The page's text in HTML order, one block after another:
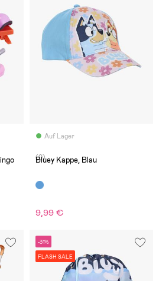
Auf Lager
(0)
Bluey Kappe, Blau
9,99 €
-31%
FLASH SALE